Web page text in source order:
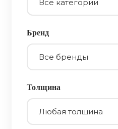
Бренд
Толщина